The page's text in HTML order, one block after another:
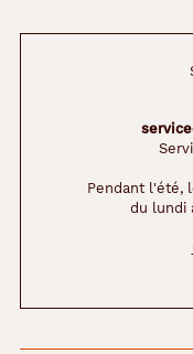
Pendant l'été,
du lundi